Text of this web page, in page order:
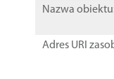
Nazwa
Adres URI